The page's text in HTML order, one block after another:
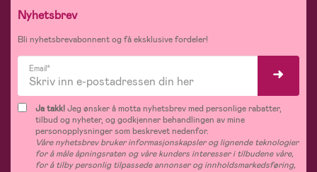
Nyhetsbrev
Bli nyhetsbrevabonnent og få eksklusive fordeler!
Email*
Ja takk!Jeg ønsker å motta nyhetsbrev med personlige rabatter,
tilbud og nyheter, og godkjenner behandlingen av mine
personopplysninger som beskrevet nedenfor.
Våre nyhetsbrev bruker informasjonskapsler og lignende teknologier
for å måle åpningsraten og våre kunders interesser i tilbudene våre,
for å tilby personlig tilpassede annonser og innholdsmarkedsføring,